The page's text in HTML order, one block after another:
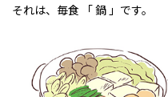
それは、毎食 「 鍋 」です。